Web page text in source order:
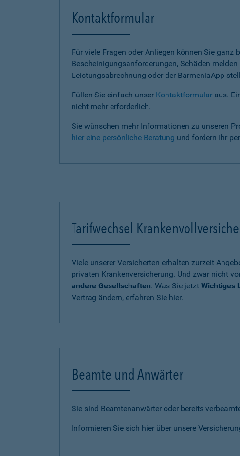
Kontaktformular
Für viele Fragen oder Anliegen können Sie
Bescheinigungsanforderungen, Schäden
Leistungsabrechnung oder der BarmeniaApp
Füllen Sie einfach unser Kontaktformular aus.
nicht mehr erforderlich.
Sie wünschen mehr Informationen zu unseren
hier eine persönliche Beratung und fordern Ihr
Tarifwechsel
Viele unserer Versicherten erhalten zurzeit
privaten Krankenversicherung. Und zwar nicht
andere Gesellschaften. Was Sie jetzt Wichtiges
Vertrag ändern, erfahren Sie hier.
Beamte und Anwärter
Sie sind Beamtenanwärter oder bereits
Informieren Sie sich hier über unsere